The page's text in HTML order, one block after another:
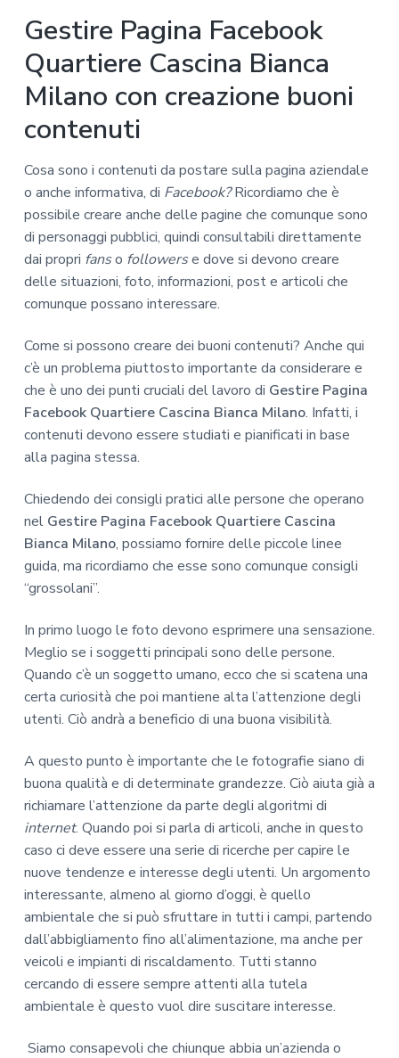
Gestire Pagina Facebook
Quartiere Cascina Bianca
Milano con creazione buoni
contenuti
Cosa sono i contenuti da postare sulla pagina aziendale
o anche informativa, di Facebook?Ricordiamo che è
possibile creare anche delle pagine che comunque sono
di personaggi pubblici, quindi consultabili direttamente
dai propri fanso followerse dove si devono creare
delle situazioni, foto, informazioni, post e articoli che
comunque possano interessare.
Come si possono creare dei buoni contenuti? Anche qui
c’è un problema piuttosto importante da considerare e
che è uno dei punti cruciali del lavoro di Gestire Pagina
Facebook Quartiere Cascina Bianca Milano. Infatti, i
contenuti devono essere studiati e pianificati in base
alla pagina stessa.
Chiedendo dei consigli pratici alle persone che operano
nel Gestire Pagina Facebook Quartiere Cascina
Bianca Milano, possiamo fornire delle piccole linee
guida, ma ricordiamo che esse sono comunque consigli
“grossolani”.
In primo luogo le foto devono esprimere una sensazione.
Meglio se i soggetti principali sono delle persone.
Quando c’è un soggetto umano, ecco che si scatena una
certa curiosità che poi mantiene alta l’attenzione degli
utenti. Ciò andrà a beneficio di una buona visibilità.
A questo punto è importante che le fotografie siano di
buona qualità e di determinate grandezze. Ciò aiuta già a
richiamare l’attenzione da parte degli algoritmi di
internet. Quando poi si parla di articoli, anche in questo
caso ci deve essere una serie di ricerche per capire le
nuove tendenze e interesse degli utenti. Un argomento
interessante, almeno al giorno d’oggi, è quello
ambientale che si può sfruttare in tutti i campi, partendo
dall’abbigliamento fino all’alimentazione, ma anche per
veicoli e impianti di riscaldamento. Tutti stanno
cercando di essere sempre attenti alla tutela
ambientale è questo vuol dire suscitare interesse.
Siamo consapevoli che chiunque abbia un’azienda o